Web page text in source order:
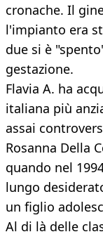
cronache. Il
l'impianto era
due si è
gestazione.
Flavia A. ha
italiana più
assai
Rosanna Della
quando nel
lungo
un figlio
Al di là delle